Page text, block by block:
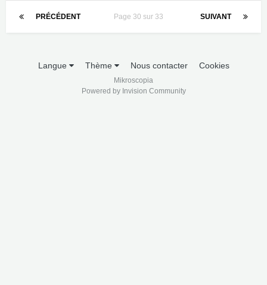
PRÉCÉDENT SUIVANT
Page 30 sur 33
Langue Thème Nous contacter Cookies
Mikroscopia
Powered by Invision Community